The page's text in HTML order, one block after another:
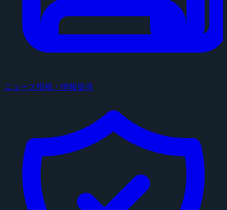
ニュース投稿・情報提供